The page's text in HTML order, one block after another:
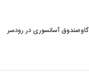
گاوصندوق آسانسوری در رودسر